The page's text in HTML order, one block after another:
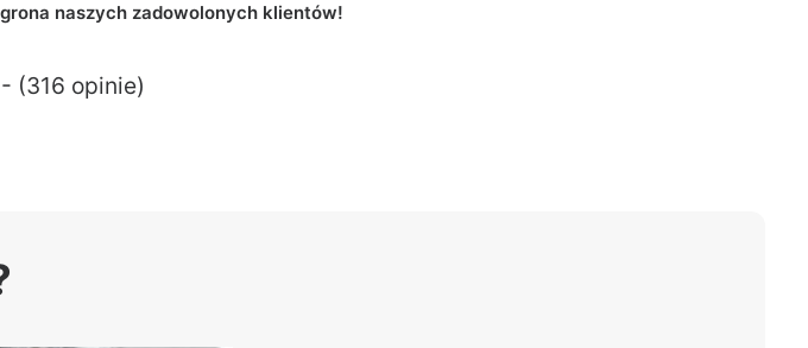
naszych zadowolonych klientów!
(316 opinie)